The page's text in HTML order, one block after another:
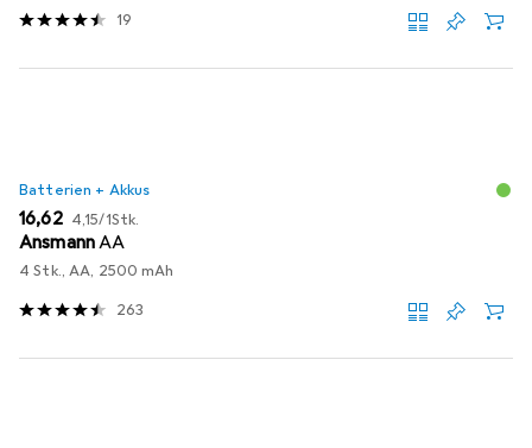
19
Batterien + Akkus
EUR
16,62 EUR
4,15/1Stk.
AnsmannAA
4 Stk., AA, 2500 mAh
263